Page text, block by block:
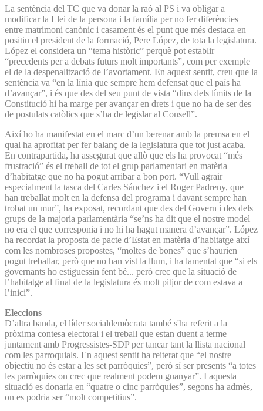
La sentència del TC que va donar la raó al PS i va obligar a
modificar la Llei de la persona i la família per no fer diferències
entre matrimoni canònic i casament és el punt que més destaca en
positiu el president de la formació, Pere López, de tota la legislatura.
López el considera un “tema històric” perquè pot establir
“precedents per a debats futurs molt importants”, com per exemple
el de la despenalització de l’avortament. En aquest sentit, creu que la
sentència va “en la línia que sempre hem defensat que el país ha
d’avançar”, i és que des del seu punt de vista “dins dels límits de la
Constitució hi ha marge per avançar en drets i que no ha de ser des
de postulats catòlics que s’ha de legislar al Consell”.
Així ho ha manifestat en el marc d’un berenar amb la premsa en el
qual ha aprofitat per fer balanç de la legislatura que tot just acaba.
En contrapartida, ha assegurat que allò que els ha provocat “més
frustració” és el treball de tot el grup parlamentari en matèria
d’habitatge que no ha pogut arribar a bon port. “Vull agrair
especialment la tasca del Carles Sánchez i el Roger Padreny, que
han treballat molt en la defensa del programa i davant sempre han
trobat un mur”, ha exposat, recordant que des del Govern i des dels
grups de la majoria parlamentària “se’ns ha dit que el nostre model
no era el que corresponia i no hi ha hagut manera d’avançar”. López
ha recordat la proposta de pacte d’Estat en matèria d’habitatge així
com les nombroses propostes, “moltes de bones” que s’haurien
pogut treballar, però que no han vist la llum, i ha lamentat que “si els
governants ho estiguessin fent bé... però crec que la situació de
l’habitatge al final de la legislatura és molt pitjor de com estava a
l’inici”.
Eleccions
D’altra banda, el líder socialdemòcrata també s'ha referit a la
pròxima contesa electoral i el treball que estan duent a terme
juntament amb Progressistes-SDP per tancar tant la llista nacional
com les parroquials. En aquest sentit ha reiterat que “el nostre
objectiu no és estar a les set parròquies”, però sí ser presents “a totes
les parròquies on crec que realment podem guanyar”. I aquesta
situació es donaria en “quatre o cinc parròquies”, segons ha admès,
on es podria ser “molt competitius”.